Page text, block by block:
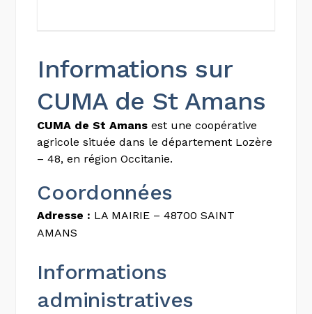
Informations sur
CUMA de St Amans
CUMA de St Amans est une coopérative
agricole située dans le département Lozère
– 48, en région Occitanie.
Coordonnées
Adresse : LA MAIRIE – 48700 SAINT
AMANS
Informations
administratives